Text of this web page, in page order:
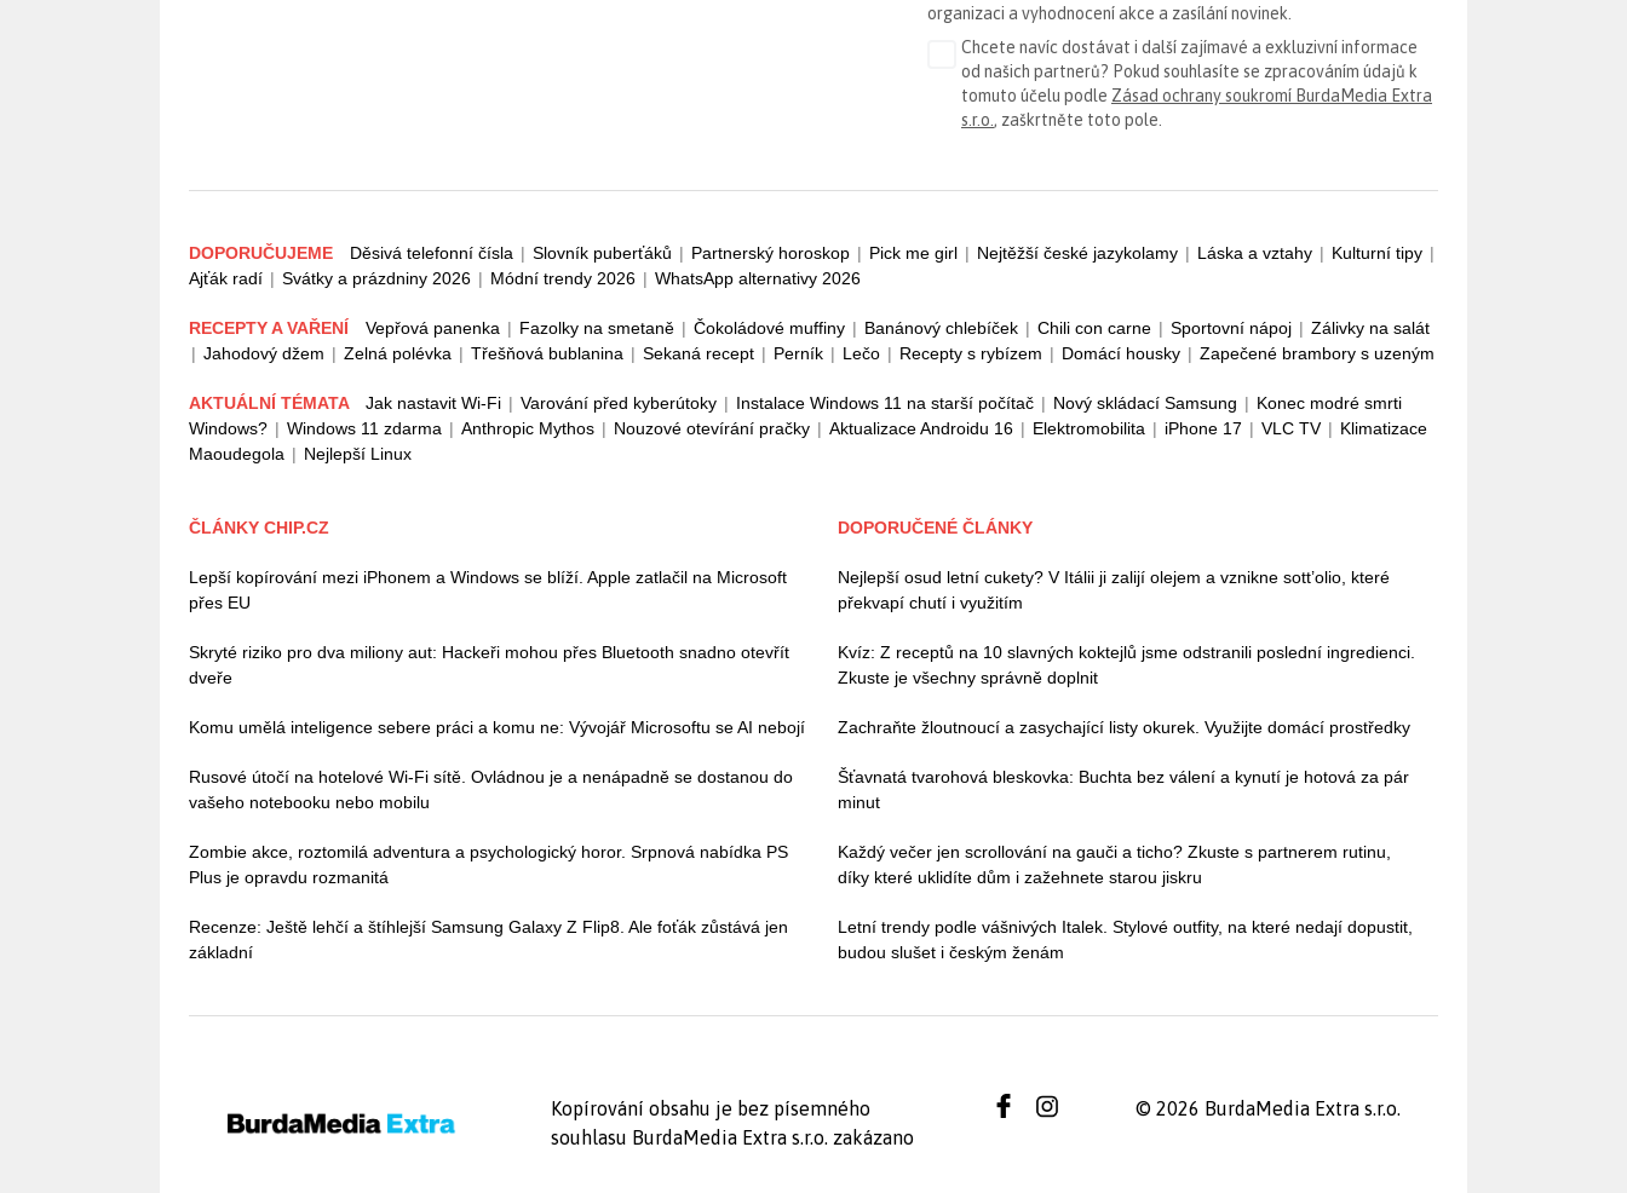
organizaci a vyhodnocení akce a zasílání novinek.
Chcete navíc dostávat i další zajímavé a exkluzivní informace
od našich partnerů? Pokud souhlasíte se zpracováním údajů k
tomuto účelu podle Zásad ochrany soukromí BurdaMedia Extra
s.r.o. , zaškrtněte toto pole.
DOPORUČUJEME Děsivá telefonní čísla | Slovník puberťáků | Partnerský horoskop | Pick me girl | Nejtěžší české jazykolamy | Láska a vztahy | Kulturní tipy |
Ajťák radí | Svátky a prázdniny 2026 | Módní trendy 2026 | WhatsApp alternativy 2026
RECEPTY A VAŘENÍ Vepřová panenka | Fazolky na smetaně | Čokoládové muffiny | Banánový chlebíček | Chili con carne | Sportovní nápoj | Zálivky na salát
| Jahodový džem | Zelná polévka | Třešňová bublanina | Sekaná recept | Perník | Lečo | Recepty s rybízem | Domácí housky | Zapečené brambory s uzeným
AKTUÁLNÍ TÉMATA Jak nastavit Wi-Fi | Varování před kyberútoky | Instalace Windows 11 na starší počítač | Nový skládací Samsung | Konec modré smrti
Windows? | Windows 11 zdarma | Anthropic Mythos | Nouzové otevírání pračky | Aktualizace Androidu 16 | Elektromobilita | iPhone 17 | VLC TV | Klimatizace
Maoudegola | Nejlepší Linux
ČLÁNKY CHIP.CZ
Lepší kopírování mezi iPhonem a Windows se blíží. Apple zatlačil na Microsoft
přes EU
Skryté riziko pro dva miliony aut: Hackeři mohou přes Bluetooth snadno otevřít
dveře
Komu umělá inteligence sebere práci a komu ne: Vývojář Microsoftu se AI nebojí
Rusové útočí na hotelové Wi-Fi sítě. Ovládnou je a nenápadně se dostanou do
vašeho notebooku nebo mobilu
Zombie akce, roztomilá adventura a psychologický horor. Srpnová nabídka PS
Plus je opravdu rozmanitá
Recenze: Ještě lehčí a štíhlejší Samsung Galaxy Z Flip8. Ale foťák zůstává jen
základní
DOPORUČENÉ ČLÁNKY
Nejlepší osud letní cukety? V Itálii ji zalijí olejem a vznikne sott’olio, které
překvapí chutí i využitím
Kvíz: Z receptů na 10 slavných koktejlů jsme odstranili poslední ingredienci.
Zkuste je všechny správně doplnit
Zachraňte žloutnoucí a zasychající listy okurek. Využijte domácí prostředky
Šťavnatá tvarohová bleskovka: Buchta bez válení a kynutí je hotová za pár
minut
Každý večer jen scrollování na gauči a ticho? Zkuste s partnerem rutinu,
díky které uklidíte dům i zažehnete starou jiskru
Letní trendy podle vášnivých Italek. Stylové outfity, na které nedají dopustit,
budou slušet i českým ženám
Kopírování obsahu je bez písemného
souhlasu BurdaMedia Extra s.r.o. zakázano
© 2026 BurdaMedia Extra s.r.o.